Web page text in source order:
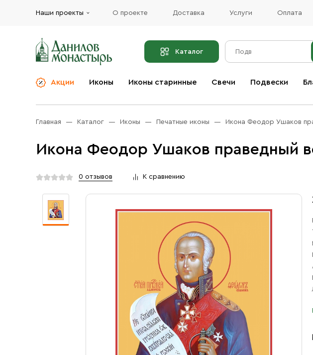
Наши проекты О проекте Доставка Услуги Оплата
Каталог
Акции Иконы Иконы старинные Свечи Подвески
Церковная утварь
Иконы
Бренды
Услуги
Главная Каталог Иконы Печатные иконы Икона Феодор Ушаков
Икона Феодор Ушаков праведный
0 отзывов К сравнению